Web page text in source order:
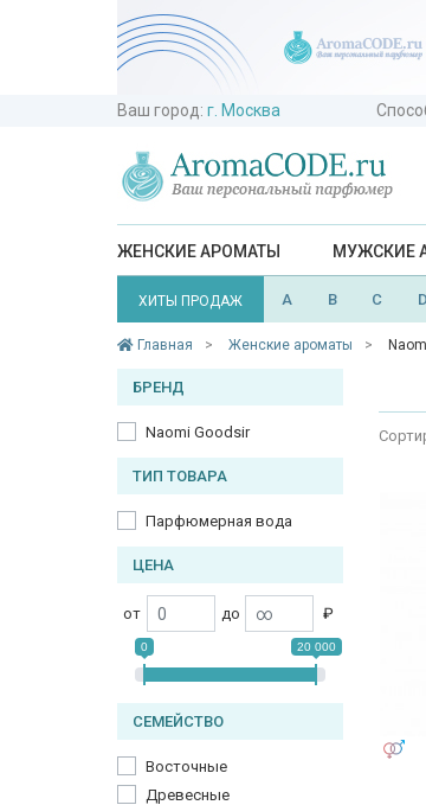
Ваш город: г. Москва
ЖЕНСКИЕ АРОМАТЫ МУЖСКИЕ
ХИТЫ ПРОДАЖ A B C D
Главная Женские ароматы
БРЕНД
Naomi Goodsir
ТИП ТОВАРА
Парфюмерная вода
ЦЕНА
от до ₽
0 20 000
СЕМЕЙСТВО
Восточные
Древесные